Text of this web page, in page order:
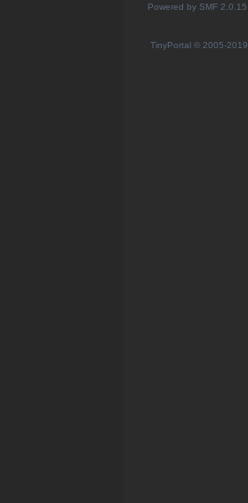
Powered by SMF 2.0.15
TinyPortal © 2005-2019